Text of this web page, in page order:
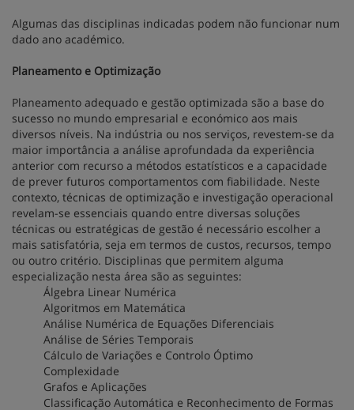
Algumas das disciplinas indicadas podem não funcionar num
dado ano académico.
Planeamento e Optimização
Planeamento adequado e gestão optimizada são a base do
sucesso no mundo empresarial e económico aos mais
diversos níveis. Na indústria ou nos serviços, revestem-se da
maior importância a análise aprofundada da experiência
anterior com recurso a métodos estatísticos e a capacidade
de prever futuros comportamentos com fiabilidade. Neste
contexto, técnicas de optimização e investigação operacional
revelam-se essenciais quando entre diversas soluções
técnicas ou estratégicas de gestão é necessário escolher a
mais satisfatória, seja em termos de custos, recursos, tempo
ou outro critério. Disciplinas que permitem alguma
especialização nesta área são as seguintes:
Álgebra Linear Numérica
Algoritmos em Matemática
Análise Numérica de Equações Diferenciais
Análise de Séries Temporais
Cálculo de Variações e Controlo Óptimo
Complexidade
Grafos e Aplicações
Classificação Automática e Reconhecimento de Formas